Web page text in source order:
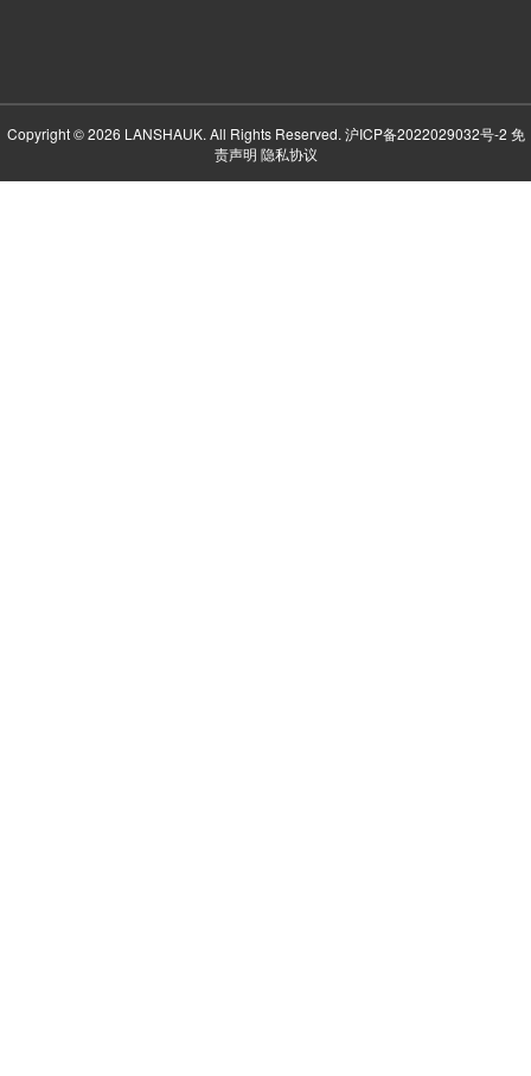
Copyright © 2026 LANSHAUK. All Rights Reserved. 沪ICP备2022029032号-2 免
责声明 隐私协议